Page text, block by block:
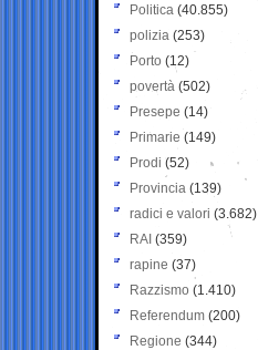
Politica (40.855)
polizia (253)
Porto (12)
povertà (502)
Presepe (14)
Primarie (149)
Prodi (52)
Provincia (139)
radici e valori (3.682)
RAI (359)
rapine (37)
Razzismo (1.410)
Referendum (200)
Regione (344)